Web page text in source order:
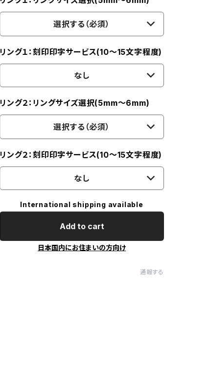
選択する（必須）
リング１：刻印印字サービス(10〜15文字程度)
なし
リング２：リングサイズ選択(5mm〜6mm)
選択する（必須）
リング２：刻印印字サービス(10〜15文字程度)
なし
International shipping available
Add to cart
日本国内にお住まいの方向け
通報する